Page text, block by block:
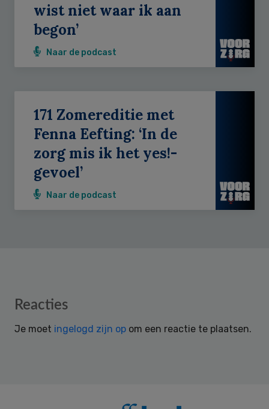
wist niet waar ik aan
begon’
Naar de podcast
171 Zomereditie met
Fenna Eefting: ‘In de
zorg mis ik het yes!-
gevoel’
Naar de podcast
Reader
Reacties
Je moet ingelogd zijn op om een reactie te plaatsen.